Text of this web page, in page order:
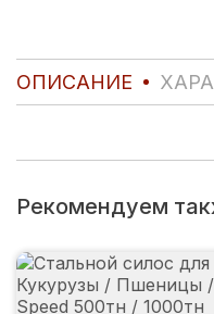
ОПИСАНИЕ
Рекомендуем